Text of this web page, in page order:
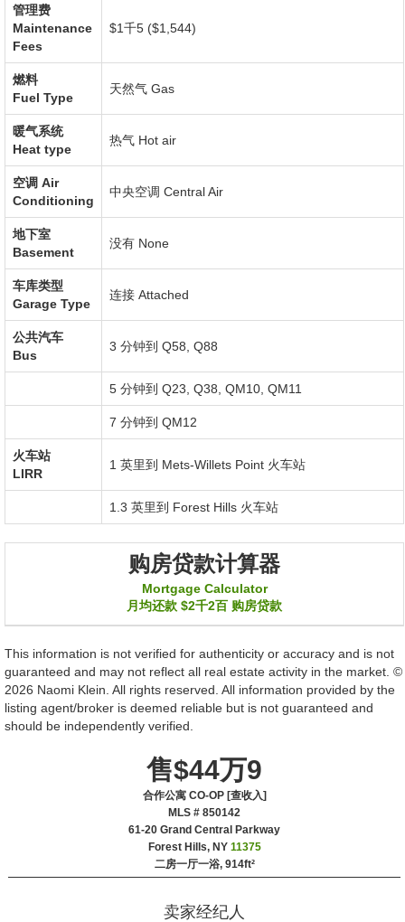
管理费
Maintenance
Fees
$1千5 ($1,544)
燃料
Fuel Type
天然气 Gas
暖气系统
Heat type
热气 Hot air
空调 Air
Conditioning
中央空调 Central Air
地下室
Basement
没有 None
车库类型
Garage Type
连接 Attached
公共汽车
Bus
3 分钟到 Q58, Q88
5 分钟到 Q23, Q38, QM10, QM11
7 分钟到 QM12
火车站
LIRR
1 英里到 Mets-Willets Point 火车站
1.3 英里到 Forest Hills 火车站
购房贷款计算器
Mortgage Calculator
月均还款 $2千2百 购房贷款
This information is not verified for authenticity or accuracy and is not
guaranteed and may not reflect all real estate activity in the market. ©
2026 Naomi Klein. All rights reserved. All information provided by the
listing agent/broker is deemed reliable but is not guaranteed and
should be independently verified.
售$44万9
合作公寓 CO-OP [查收入]
MLS # 850142
‎61-20 Grand Central Parkway
Forest Hills, NY 11375
二房一厅一浴, 914ft²
卖家经纪人